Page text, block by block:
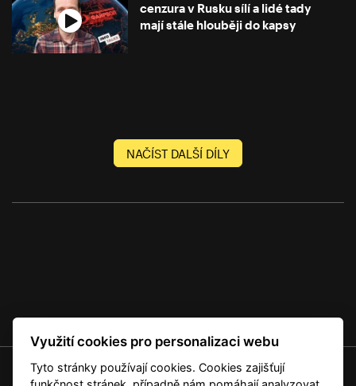
cenzura v Rusku sílí a lidé tady
mají stále hlouběji do kapsy
NAČÍST DALŠÍ DÍLY
© 2001 — 2026 Copyright CMI News a dodavatelé obsahu. |
Využití cookies pro personalizaci webu
Tyto stránky používají cookies. Cookies zajišťují